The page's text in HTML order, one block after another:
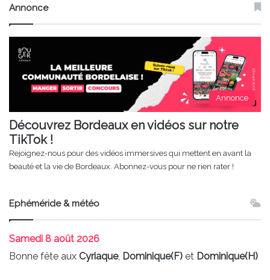
Annonce
Annonce
Découvrez Bordeaux en vidéos sur notre
TikTok !
Rejoignez-nous pour des vidéos immersives qui mettent en avant la
beauté et la vie de Bordeaux. Abonnez-vous pour ne rien rater !
Ephéméride & météo
Samedi 8 août 2026
Bonne fête aux Cyriaque, Dominique(F) et Dominique(H)